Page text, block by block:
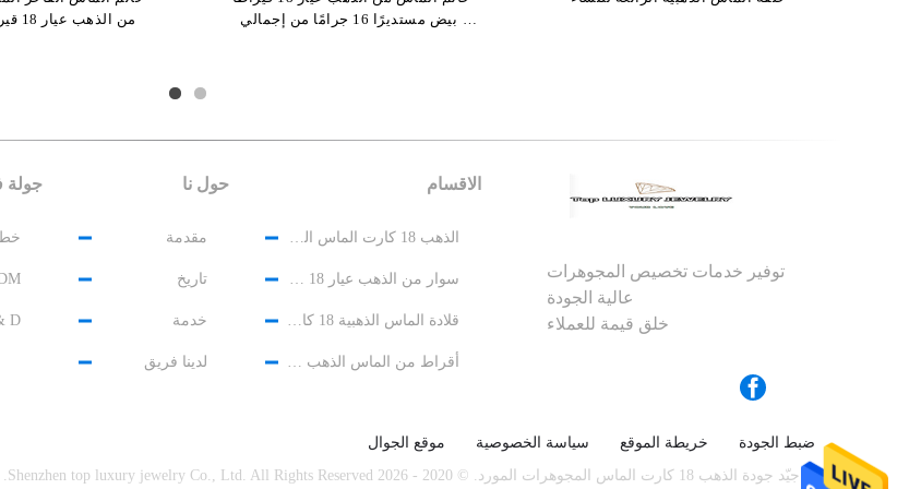
من الذهب عيار 18 قيراطًا للمشاركة
أبيض مستديرًا 16 جرامًا من إجمالي
زفاف مخصص من
و (آربل) خاتم فراشة مع 70 ماسة
توفير خدمات تخصيص المجوهرات
عالية الجودة
خلق قيمة للعملاء
الاقسام
الذهب 18 كارت الماس المجوهرات
سوار من الذهب عيار 18 قيراط مرصع بالألماس
قلادة الماس الذهبية 18 كارت
أقراط من الماس الذهب 18 كارت
حول نا
مقدمة
تاريخ
خدمة
لدينا فريق
جولة
خط
D
ضبط الجودة خريطة الموقع سياسة الخصوصية
موقع الجوال
الصين جيّد جودة الذهب 18 كارت الماس المجوهرات المورد. © 2020 - 2026 Shenzhen top luxury jewelry Co., Ltd. All Rights Reserved.